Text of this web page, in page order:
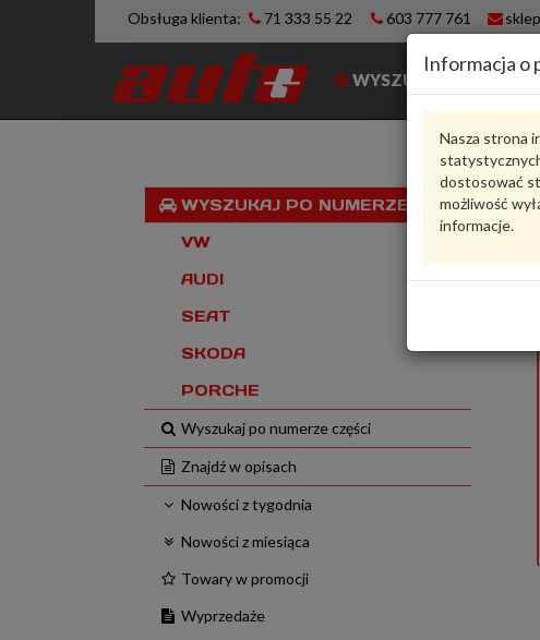
Obsługa klienta: 71 333 55 22 603 777 761
WYSZUKIWARKA
Informacja o
Nasza strona
dostosować
możliwość
informacje.
WYSZUKAJ PO NUMERZE VIN
VW
AUDI
SEAT
SKODA
PORCHE
Wyszukaj po numerze części
Znajdź w opisach
Nowości z tygodnia
Nowości z miesiąca
Towary w promocji
Wyprzedaże